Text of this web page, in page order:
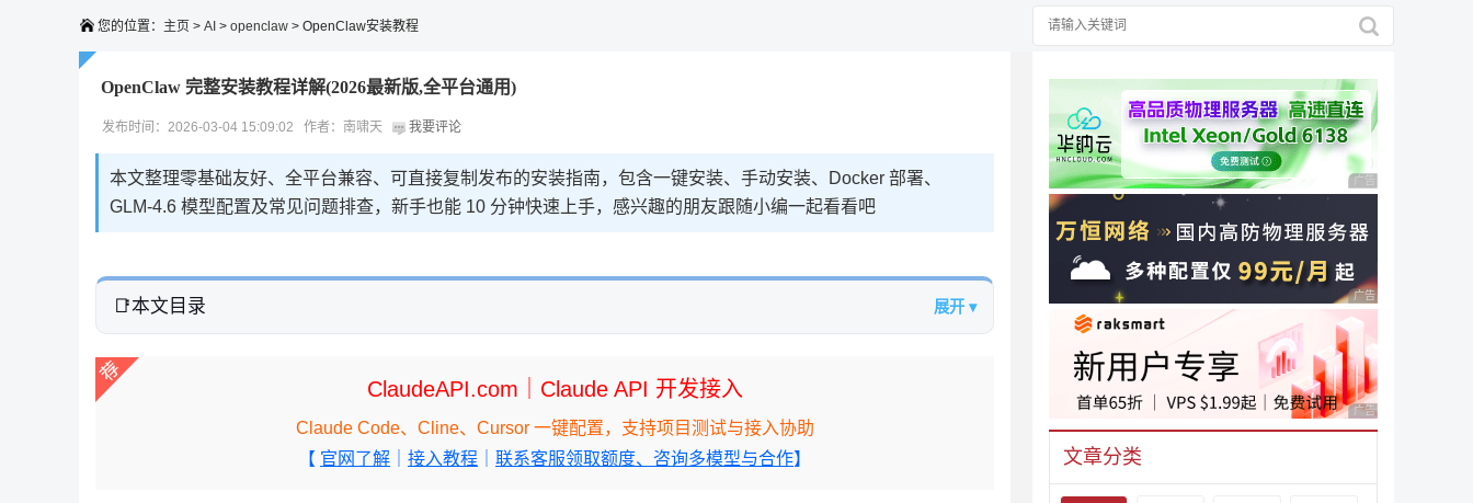
您的位置： 主页 > AI > openclaw > OpenClaw安装教程
OpenClaw 完整安装教程详解(2026最新版,全平台通用)
发布时间：2026-03-04 15:09:02 作者：南啸天 我要评论
本文整理零基础友好、全平台兼容、可直接复制发布的安装指南，包含一键安装、手动安装、Docker 部署、
GLM-4.6 模型配置及常见问题排查，新手也能 10 分钟快速上手，感兴趣的朋友跟随小编一起看看吧
本文目录 展开 ▾
ClaudeAPI.com｜Claude API 开发接入
Claude Code、Cline、Cursor 一键配置，支持项目测试与接入协助
【 官网了解 接入教程 联系客服领取额度、咨询多模型与合作】
广告 商业广告，理性
广告 商业广告，理性
广告 商业广告，理性
文章分类